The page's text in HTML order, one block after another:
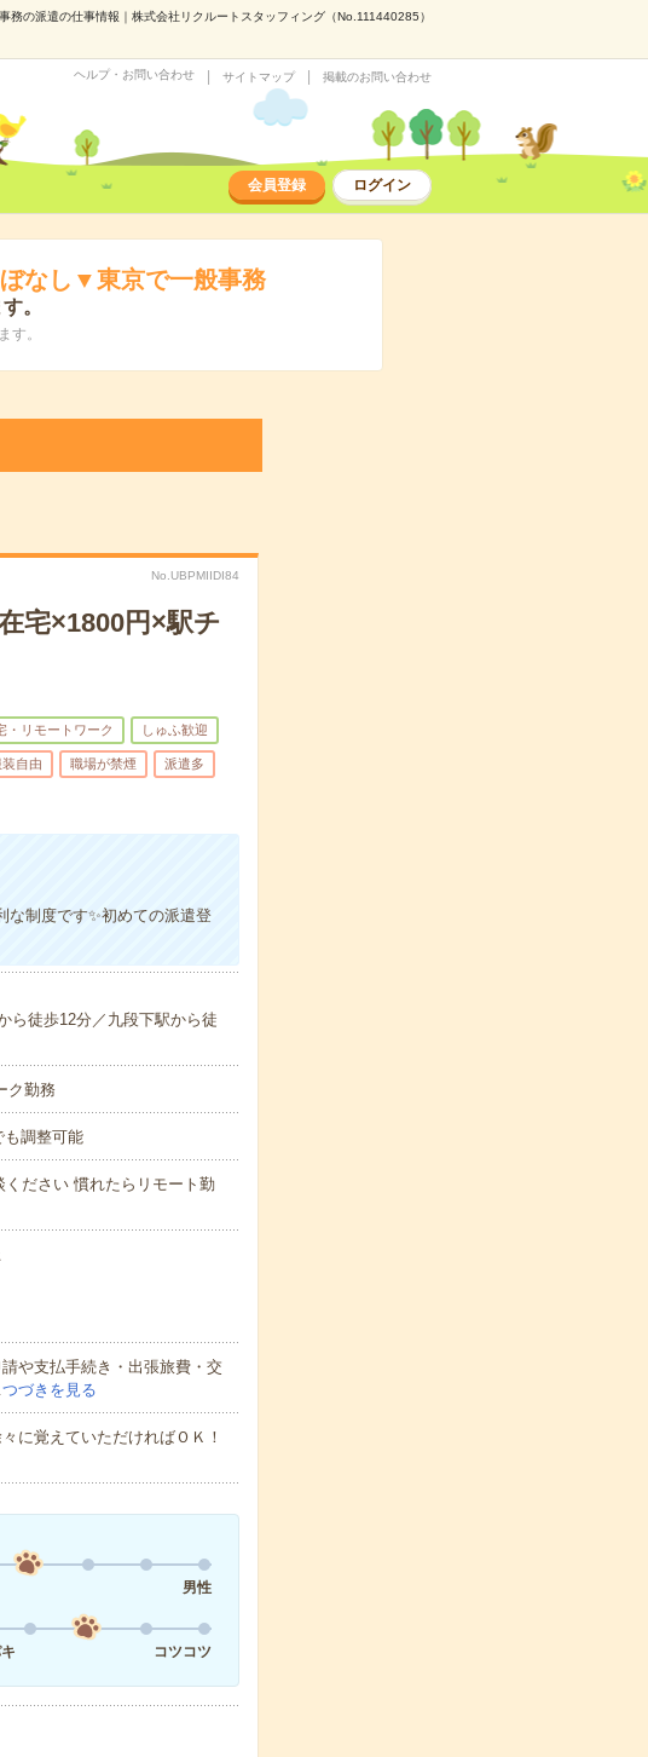
の派遣の仕事情報｜株式会社リクルートスタッフィング（No.111440285）
ヘルプ・お問い合わせ サイトマップ 掲載のお問い合わせ
会員登録 ログイン
ぼなし▼東京で一般事務
。
す。
No.UBPMIIDI84
宅×1800円×駅チ
・リモートワーク しゅふ歓迎
装自由 職場が禁煙 派遣多
な制度です✨初めての派遣登
ら徒歩12分／九段下駅から徒
ク勤務
も調整可能
ださい 慣れたらリモート勤
や支払手続き・出張旅費・交
つづきを見る
に覚えていただければＯＫ！
男性
コツコツ